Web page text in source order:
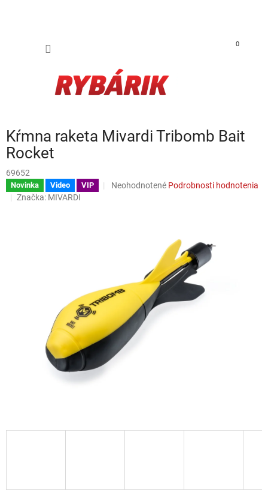
0
Kŕmna raketa Mivardi Tribomb Bait
Rocket
69652
Novinka Video VIP Priemerné hodnotenie produktu je 0,0 z 5
Neohodnotené Podrobnosti hodnotenia
Značka: MIVARDI